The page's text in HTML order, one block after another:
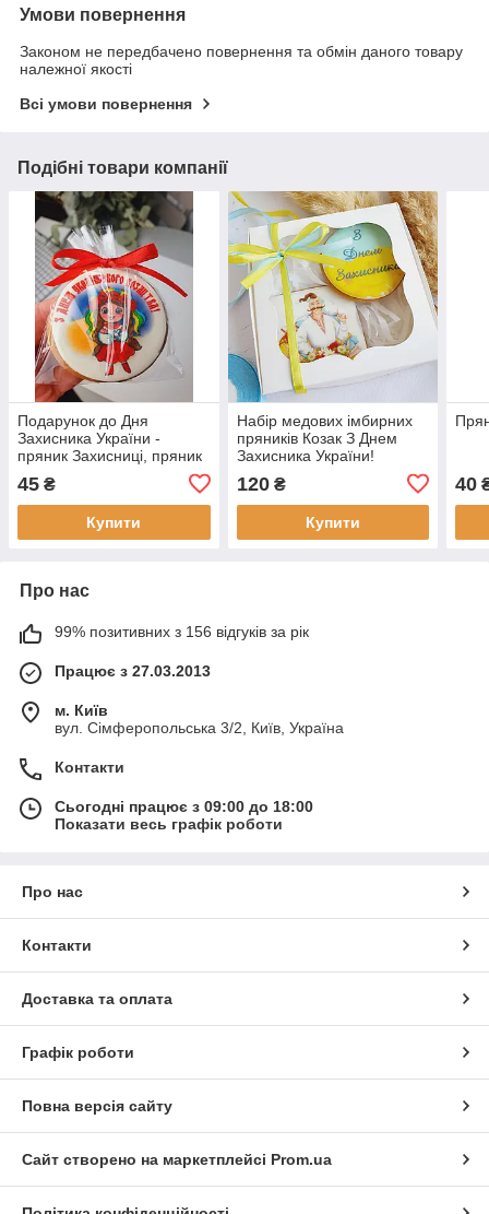
Умови повернення
Законом не передбачено повернення та обмін даного товару
належної якості
Всі умови повернення
Подібні товари компанії
Подарунок до Дня
Захисника України -
пряник Захисниці, пряник
на День Козацтва розмір 8
см
45 ₴
Купити
Набір медових імбирних
пряників Козак З Днем
Захисника України!
120₴
Купити
40
Про нас
99% позитивних з 156 відгуків за рік
Працює з 27.03.2013
м. Київ
вул. Сімферопольська 3/2, Київ, Україна
Контакти
Сьогодні працює з 09:00 до 18:00
Показати весь графік роботи
Про нас
Контакти
Доставка та оплата
Графік роботи
Повна версія сайту
Сайт створено на маркетплейсі Prom.ua